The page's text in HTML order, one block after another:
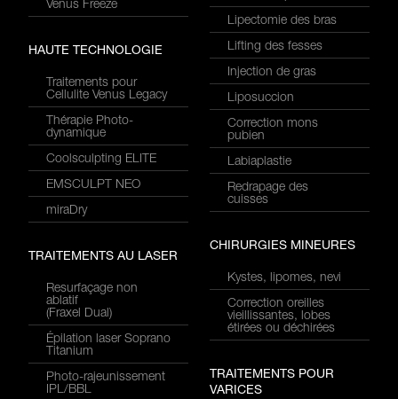
Venus Freeze
HAUTE TECHNOLOGIE
Traitements pour
Cellulite Venus Legacy
Thérapie Photo-
dynamique
Coolsculpting ELITE
EMSCULPT NEO
miraDry
TRAITEMENTS AU LASER
Resurfaçage non
ablatif
(Fraxel Dual)
Épilation laser Soprano
Titanium
Photo-rajeunissement
IPL/BBL
Lipectomie des bras
Lifting des fesses
Injection de gras
Liposuccion
Correction mons
pubien
Labiaplastie
Redrapage des
cuisses
CHIRURGIES MINEURES
Kystes, lipomes, nevi
Correction oreilles
vieillissantes, lobes
étirées ou déchirées
TRAITEMENTS POUR
VARICES